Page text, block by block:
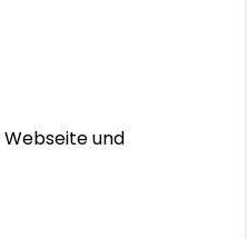
und